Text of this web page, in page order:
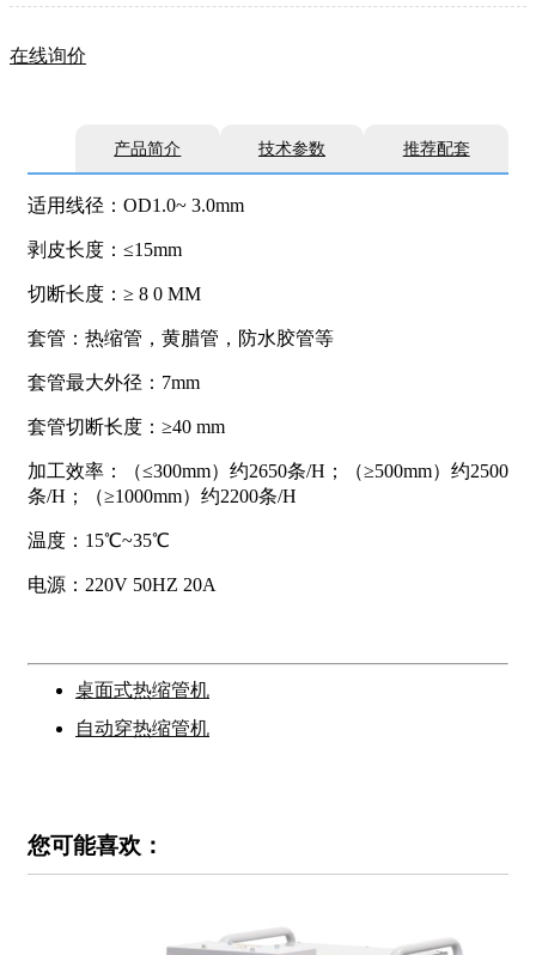
在线询价
产品简介 技术参数 推荐配套
适用线径：OD1.0~ 3.0mm
剥皮长度：≤15mm
切断长度：≥ 8 0 MM
套管：热缩管，黄腊管，防水胶管等
套管最大外径：7mm
套管切断长度：≥40 mm
加工效率：（≤300mm）约2650条/H；（≥500mm）约2500
条/H；（≥1000mm）约2200条/H
温度：15℃~35℃
电源：220V 50HZ 20A
桌面式热缩管机
自动穿热缩管机
您可能喜欢：